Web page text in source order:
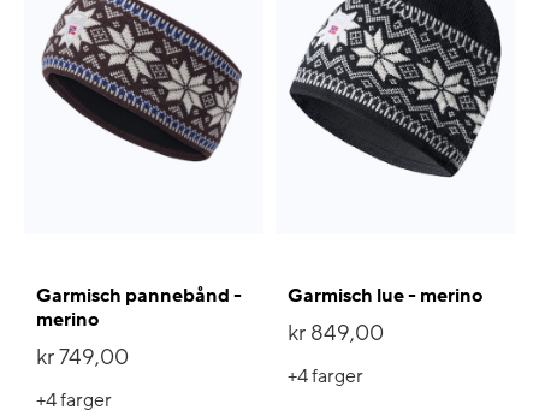
Garmisch pannebånd -
merino
kr 749,00
+4farger
Garmisch lue - merino
kr 849,00
+4farger